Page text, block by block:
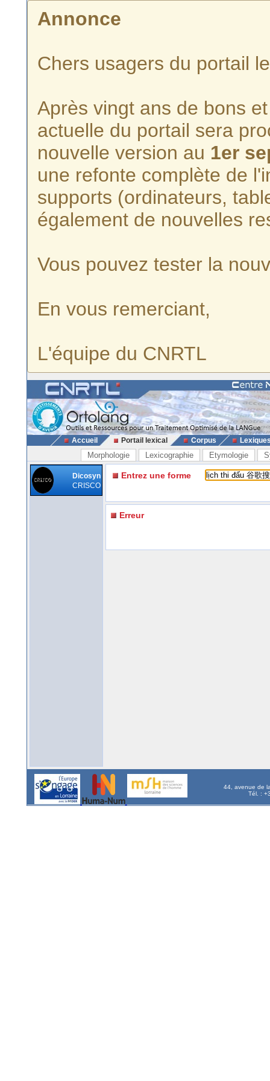
Annonce
Chers usagers du portail
Après vingt ans de bons
actuelle du portail sera
nouvelle version au 1er
une refonte complète de
supports (ordinateurs,
également de nouvelles
Vous pouvez tester la
En vous remerciant,
L'équipe du CNRTL
Accueil Portail lexical Corpus
Morphologie Lexicographie Etymologie
Dicosyn
CRISCO
Entrez une forme
Erreur
44, avenue de
Tél. :